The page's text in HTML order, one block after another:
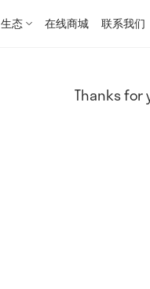
生态 在线商城 联系我们
Thanks for